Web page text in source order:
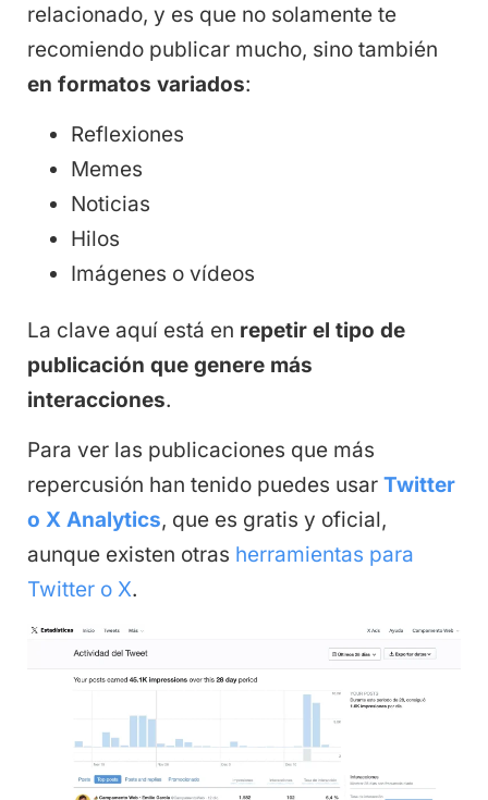
relacionado, y es que no solamente te
recomiendo publicar mucho, sino también
en formatos variados:
Reflexiones
Memes
Noticias
Hilos
Imágenes o vídeos
La clave aquí está en repetir el tipo de
publicación que genere más
interacciones.
Para ver las publicaciones que más
repercusión han tenido puedes usar Twitter
o X Analytics, que es gratis y oficial,
aunque existen otras herramientas para
Twitter o X.